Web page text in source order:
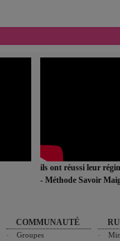
ils ont réussi leur
- Méthode Savoir
COMMUNAUTÉ
Groupes